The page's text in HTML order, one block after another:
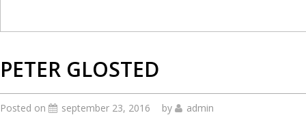
PETER GLOSTED
Posted on september 23, 2016 by admin